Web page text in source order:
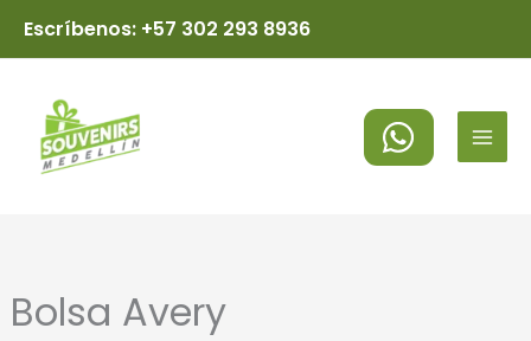
Escríbenos: +57 302 293 8936
Bolsa Avery